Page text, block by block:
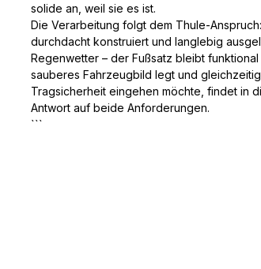
solide an, weil sie es ist.
Die Verarbeitung folgt dem Thule-
durchdacht konstruiert und langlebig
Regenwetter – der Fußsatz bleibt
sauberes Fahrzeugbild legt und
Tragsicherheit eingehen möchte, findet in
Antwort auf beide Anforderungen.
```